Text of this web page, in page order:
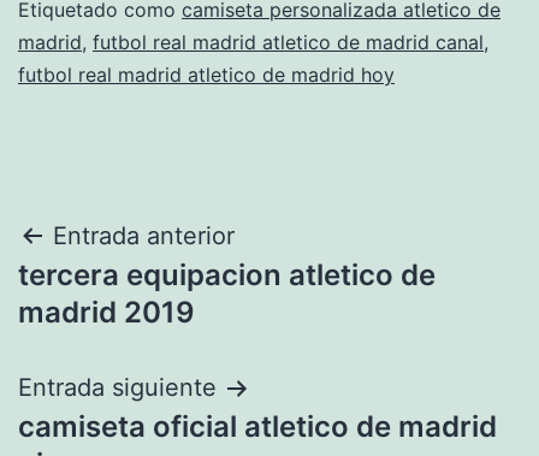
Etiquetado como camiseta personalizada atletico de
madrid, futbol real madrid atletico de madrid canal,
futbol real madrid atletico de madrid hoy
Navegación
de
Entrada anterior
tercera equipacion atletico de
madrid 2019
Entrada siguiente
camiseta oficial atletico de madrid